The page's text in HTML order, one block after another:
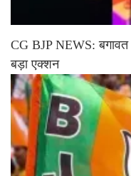
CG BJP NEWS: बगावत
बड़ा एक्शन